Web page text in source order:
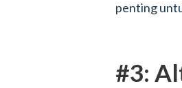
penting
#3: